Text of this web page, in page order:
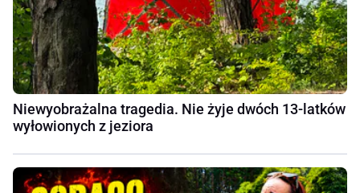
Niewyobrażalna tragedia. Nie żyje dwóch 13-latków
wyłowionych z jeziora